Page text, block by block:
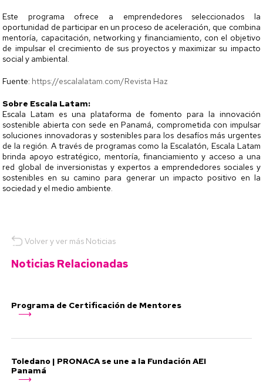
Volver y ver más Noticias
Noticias Relacionadas
Programa de Certificación de Mentores
Toledano | PRONACA se une a la Fundación AEI
Panamá
Este programa ofrece a emprendedores seleccionados la
oportunidad de participar en un proceso de aceleración, que combina
mentoría, capacitación, networking y financiamiento, con el objetivo
de impulsar el crecimiento de sus proyectos y maximizar su impacto
social y ambiental.
Fuente: https://escalalatam.com/Revista Haz
Sobre Escala Latam:
Escala Latam es una plataforma de fomento para la innovación
sostenible abierta con sede en Panamá, comprometida con impulsar
soluciones innovadoras y sostenibles para los desafíos más urgentes
de la región. A través de programas como la Escalatón, Escala Latam
brinda apoyo estratégico, mentoría, financiamiento y acceso a una
red global de inversionistas y expertos a emprendedores sociales y
sostenibles en su camino para generar un impacto positivo en la
sociedad y el medio ambiente.